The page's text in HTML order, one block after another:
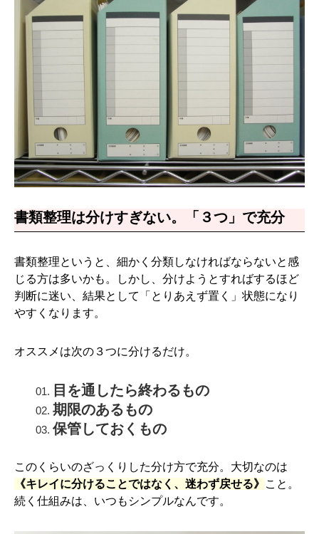
書類整理は分けすぎない。「３つ」で充分
書類整理というと、細かく分類しなければならないと感
じる方は多いかも。しかし、分けようとすればするほど
判断に迷い、結果として「とりあえず置く」状態になり
やすくなります。
オススメは次の３つに分けるだけ。
目を通したら終わるもの
期限のあるもの
保管しておくもの
このくらいのざっくりした分け方で充分。大切なのは
《キレイに分けることではなく、迷わず戻せる》 こと。
続く仕組みは、いつもシンプルなんです。